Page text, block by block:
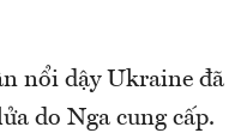
nổi dậy Ukraine đã
do Nga cung cấp.